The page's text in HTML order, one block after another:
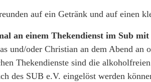
auf ein Getränk und auf einen
an einem Thekendienst im Sub mit
und/oder Christian an dem Abend
Thekendienste sind die
des SUB e.V. eingelöst werden